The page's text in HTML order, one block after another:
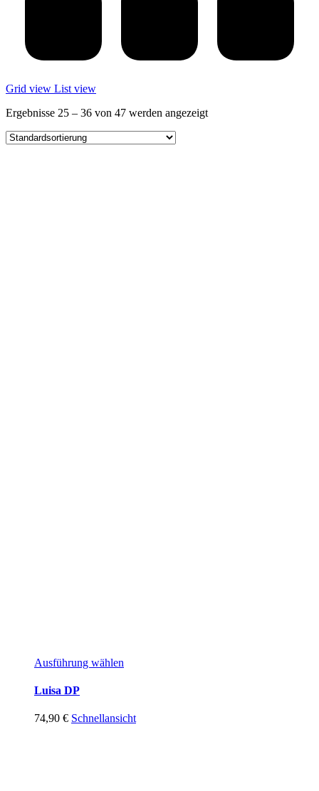
Grid view List view
Ergebnisse 25 – 36 von 47 werden angezeigt
Ausführung wählen
Luisa DP
74,90 € Schnellansicht